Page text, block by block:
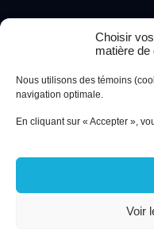
Choisir
matière de
Nous utilisons des témoins
navigation optimale.
En cliquant sur « Accepter »,
Voir
VISITEZ-NOUS